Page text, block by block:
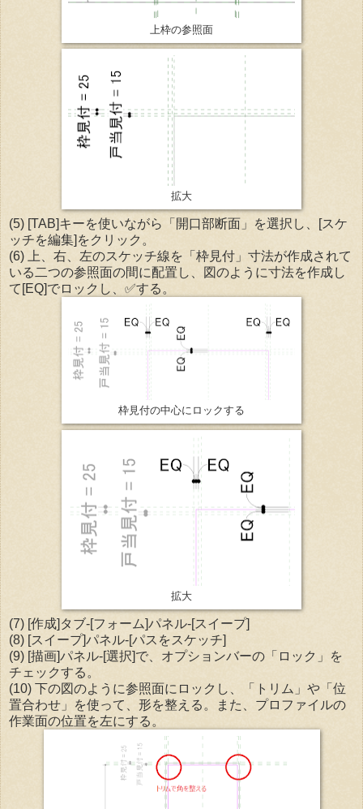
上枠の参照面
拡大
(5) [TAB]キーを使いながら「開口部断面」を選択し、[スケ
ッチを編集]をクリック。
(6) 上、右、左のスケッチ線を「枠見付」寸法が作成されて
いる二つの参照面の間に配置し、図のように寸法を作成し
て[EQ]でロックし、✅する。
枠見付の中心にロックする
拡大
(7) [作成]タブ-[フォーム]パネル-[スイープ]
(8) [スイープ]パネル-[パスをスケッチ]
(9) [描画]パネル-[選択]で、オプションバーの「ロック」を
チェックする。
(10) 下の図のように参照面にロックし、「トリム」や「位
置合わせ」を使って、形を整える。また、プロファイルの
作業面の位置を左にする。